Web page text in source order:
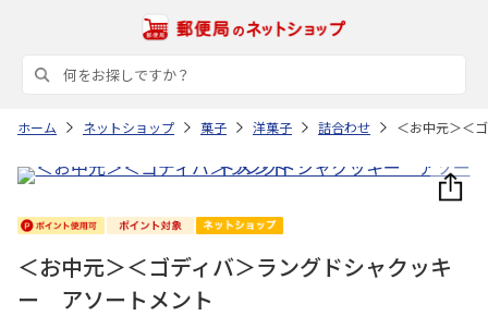
ホーム ネットショップ 菓子 洋菓子 詰合わせ ＜お中元＞＜
＜お中元＞＜ゴディバ＞ラングドシャクッキ
ー アソートメント